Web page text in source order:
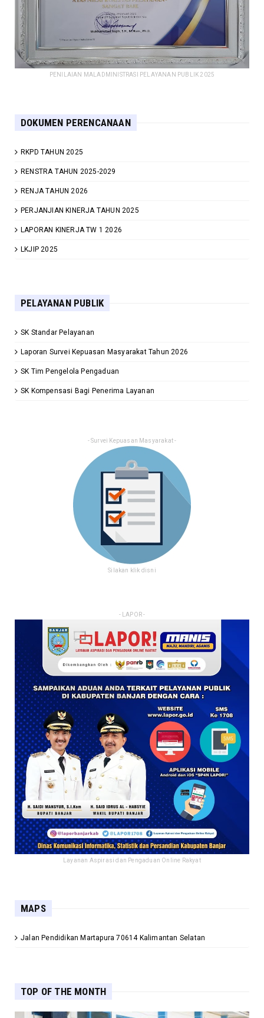
PENILAIAN MALADMINISTRASI PELAYANAN PUBLIK 2025
DOKUMEN PERENCANAAN
RKPD TAHUN 2025
RENSTRA TAHUN 2025-2029
RENJA TAHUN 2026
PERJANJIAN KINERJA TAHUN 2025
LAPORAN KINERJA TW 1 2026
LKJIP 2025
PELAYANAN PUBLIK
SK Standar Pelayanan
Laporan Survei Kepuasan Masyarakat Tahun 2026
SK Tim Pengelola Pengaduan
SK Kompensasi Bagi Penerima Layanan
- Survei Kepuasan Masyarakat -
Silakan klik disni
- LAPOR -
Layanan Aspirasi dan Pengaduan Online Rakyat
MAPS
Jalan Pendidikan Martapura 70614 Kalimantan Selatan
TOP OF THE MONTH